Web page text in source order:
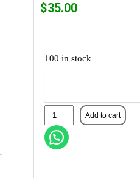
$35.00
100 in stock
Add to cart